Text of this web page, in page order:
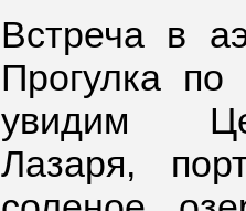
Встреча в
Прогулка
увидим
Лазаря,